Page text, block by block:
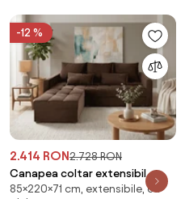
-12 %
2.414 RON2.728 RON
Canapea coltar extensibil
ZENOVA 220 x 140 cm,
85×220×71 cm, extensibile, cu